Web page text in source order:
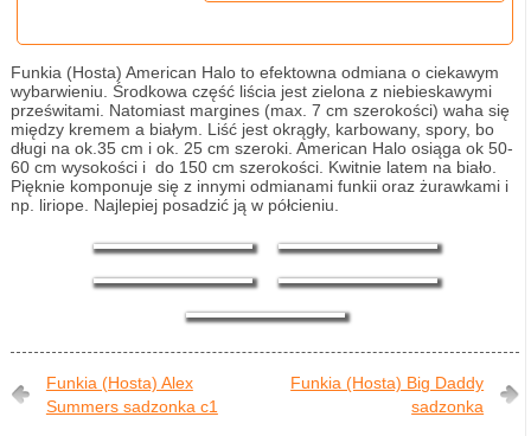
Funkia (Hosta) American Halo to efektowna odmiana o ciekawym
wybarwieniu. Środkowa część liścia jest zielona z niebieskawymi
prześwitami. Natomiast margines (max. 7 cm szerokości) waha się
między kremem a białym. Liść jest okrągły, karbowany, spory, bo
długi na ok.35 cm i ok. 25 cm szeroki. American Halo osiąga ok 50-
60 cm wysokości i do 150 cm szerokości. Kwitnie latem na biało.
Pięknie komponuje się z innymi odmianami funkii oraz żurawkami i
np. liriope. Najlepiej posadzić ją w półcieniu.
Funkia (Hosta) Alex
Summers sadzonka c1
Funkia (Hosta) Big Daddy
sadzonka